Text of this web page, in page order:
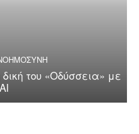
του «Οδύσσεια» με
AI